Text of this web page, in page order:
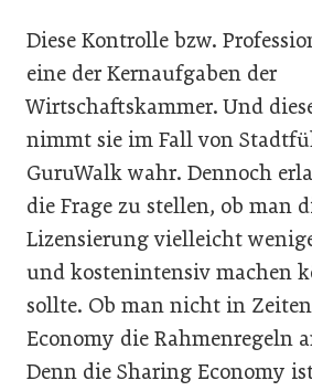
Diese Kontrolle bzw.
eine der Kernaufgaben der
Wirtschaftskammer. Und
nimmt sie im Fall von
GuruWalk wahr. Dennoch
die Frage zu stellen, ob man
Lizensierung vielleicht
und kostenintensiv machen
sollte. Ob man nicht in
Economy die Rahmenregeln
Denn die Sharing Economy